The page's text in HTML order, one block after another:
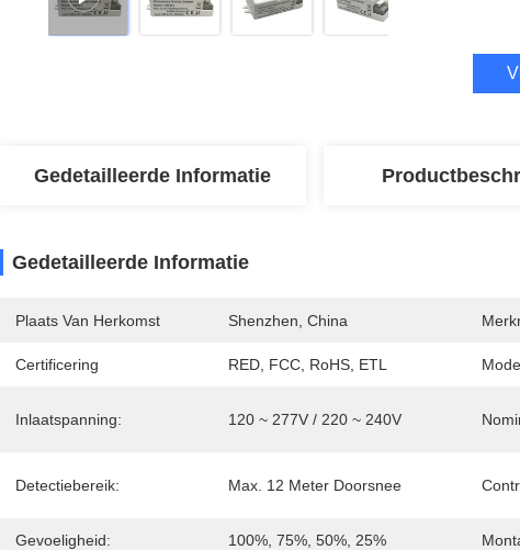
Gedetailleerde Informatie
Gedetailleerde Informatie
Plaats Van Herkomst Shenzhen, China
Certificering RED, FCC, RoHS, ETL
Inlaatspanning: 120 ~ 277V / 220 ~ 240V
Detectiebereik: Max. 12 Meter Doorsnee
Gevoeligheid: 100%, 75%, 50%, 25%